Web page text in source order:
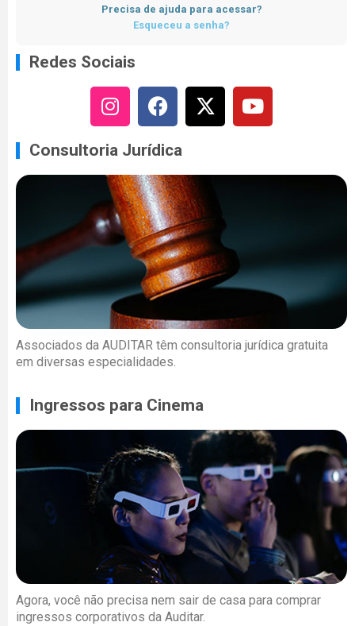
Precisa de ajuda para acessar?
Esqueceu a senha?
Redes Sociais
Consultoria Jurídica
Associados da AUDITAR têm consultoria jurídica gratuita
em diversas especialidades.
Ingressos para Cinema
Agora, você não precisa nem sair de casa para comprar
ingressos corporativos da Auditar.